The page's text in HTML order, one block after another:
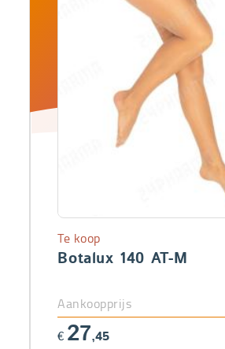
Botalux 140 AT-M
Te koop
Aankoopprijs
€ 27,45